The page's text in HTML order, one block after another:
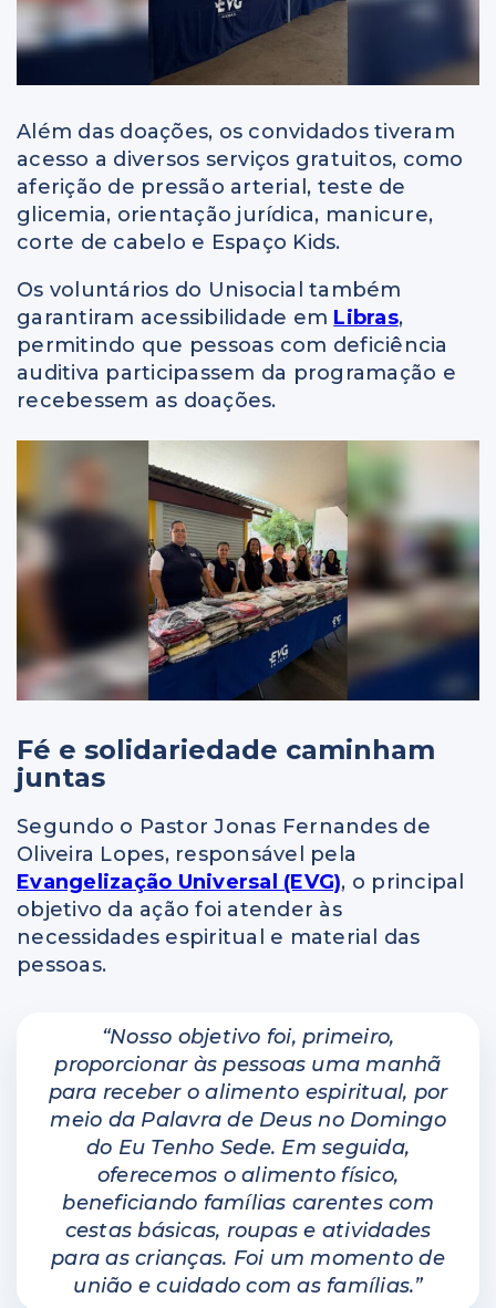
Além das doações, os convidados tiveram
acesso a diversos serviços gratuitos, como
aferição de pressão arterial, teste de
glicemia, orientação jurídica, manicure,
corte de cabelo e Espaço Kids.
Os voluntários do Unisocial também
garantiram acessibilidade em Libras,
permitindo que pessoas com deficiência
auditiva participassem da programação e
recebessem as doações.
Fé e solidariedade caminham
juntas
Segundo o Pastor Jonas Fernandes de
Oliveira Lopes, responsável pela
Evangelização Universal (EVG), o principal
objetivo da ação foi atender às
necessidades espiritual e material das
pessoas.
“Nosso objetivo foi, primeiro,
proporcionar às pessoas uma manhã
para receber o alimento espiritual, por
meio da Palavra de Deus no Domingo
do Eu Tenho Sede. Em seguida,
oferecemos o alimento físico,
beneficiando famílias carentes com
cestas básicas, roupas e atividades
para as crianças. Foi um momento de
união e cuidado com as famílias.”